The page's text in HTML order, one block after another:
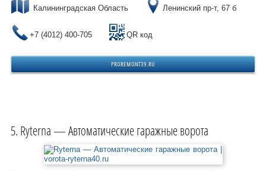
Калининградская Область Ленинский пр-т, 67 б
+7 (4012) 400-705 QR код
PROREMONT39.RU
Ryterna — Автоматические гаражные ворота